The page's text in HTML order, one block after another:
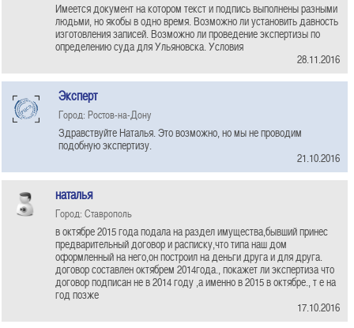
Имеется документ на котором текст и подпись выполнены разными
людьми, но якобы в одно время. Возможно ли установить давность
изготовления записей. Возможно ли проведение экспертизы по
определению суда для Ульяновска. Условия
28.11.2016
Эксперт
Город: Ростов-на-Дону
Здравствуйте Наталья. Это возможно, но мы не проводим
подобную экспертизу.
21.10.2016
наталья
Город: Ставрополь
в октябре 2015 года подала на раздел имущества,бывший принес
предварительный договор и расписку,что типа наш дом
оформленный на него,он построил на деньги друга и для друга.
договор составлен октябрем 2014года., покажет ли экспертиза что
договор подписан не в 2014 году ,а именно в 2015 в октябре., т е на
год позже
17.10.2016